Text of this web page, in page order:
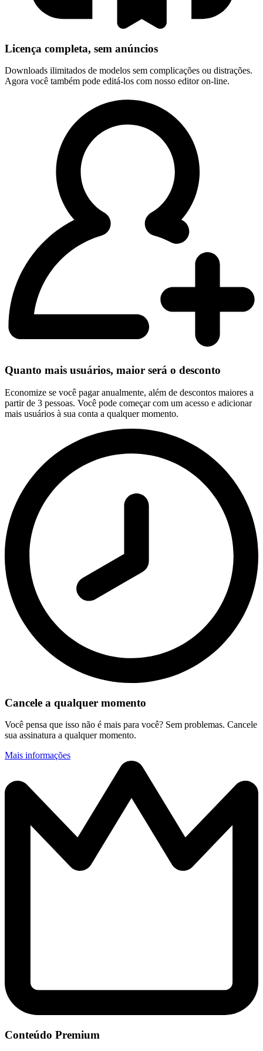
Licença completa, sem anúncios
Downloads ilimitados de modelos sem complicações ou distrações.
Agora você também pode editá-los com nosso editor on-line.
Quanto mais usuários, maior será o desconto
Economize se você pagar anualmente, além de descontos maiores a
partir de 3 pessoas. Você pode começar com um acesso e adicionar
mais usuários à sua conta a qualquer momento.
Cancele a qualquer momento
Você pensa que isso não é mais para você? Sem problemas. Cancele
sua assinatura a qualquer momento.
Mais informações
Conteúdo Premium